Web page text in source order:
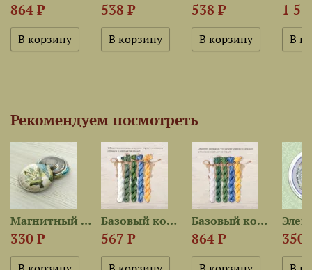
864 ₽ 538 ₽ 538 ₽ 1
Рекомендуем посмотреть
Магнитный держатель «Ландыши»
330 ₽
Базовый комплект ниток для...
567 ₽
Базовый комплект ниток для...
864 ₽ 350